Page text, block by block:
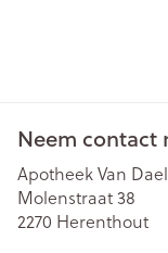
Neem contact
Apotheek Van
Molenstraat 38
2270 Herenthout